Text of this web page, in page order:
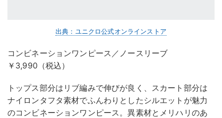
出典：ユニクロ公式オンラインストア
コンビネーションワンピース／ノースリーブ
￥3,990（税込）
トップス部分はリブ編みで伸びが良く、スカート部分は
ナイロンタフタ素材でふんわりとしたシルエットが魅力
のコンビネーションワンピース。異素材とメリハリのあ